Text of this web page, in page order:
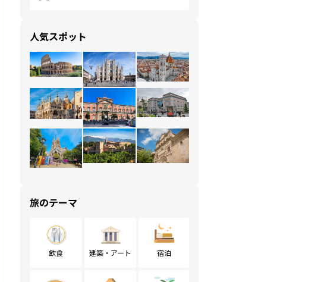
人気スポット
旅のテーマ
飲食 建築・アート 宿泊